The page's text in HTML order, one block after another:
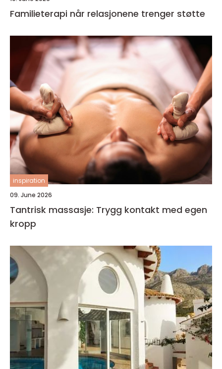
Familieterapi når relasjonene trenger støtte
inspiration
09. June 2026
Tantrisk massasje: Trygg kontakt med egen
kropp